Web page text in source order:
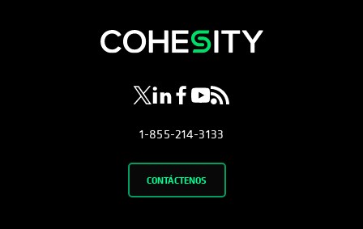
se abre en una pestaña nueva
se abre en una pestaña nueva
se abre en una pestaña nueva
se abre en una pestaña
se abre en una pestaña
1-855-214-3133
CONTÁCTENOS